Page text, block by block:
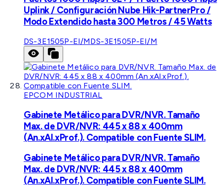
Uplink / Configuración Nube Hik-PartnerPro /
Modo Extendido hasta 300 Metros / 45 Watts
DS-3E1505P-EI/MDS-3E1505P-EI/M
EPCOM INDUSTRIAL
Gabinete Metálico para DVR/NVR. Tamaño
Max. de DVR/NVR: 445 x 88 x 400mm
(An.xAl.xProf.). Compatible con Fuente SLIM.
Gabinete Metálico para DVR/NVR. Tamaño
Max. de DVR/NVR: 445 x 88 x 400mm
(An.xAl.xProf.). Compatible con Fuente SLIM.